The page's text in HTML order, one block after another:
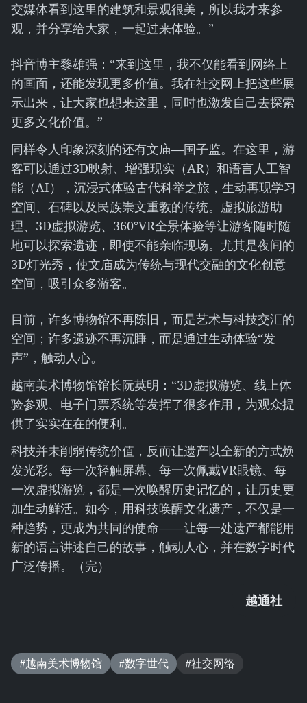
交媒体看到这里的建筑和景观很美，所以我才来参
观，并分享给大家，一起过来体验。”
抖音博主黎雄强：“来到这里，我不仅能看到网络上
的画面，还能发现更多价值。我在社交网上把这些展
示出来，让大家也想来这里，同时也激发自己去探索
更多文化价值。”
同样令人印象深刻的还有文庙—国子监。在这里，游
客可以通过3D映射、增强现实（AR）和语言人工智
能（AI），沉浸式体验古代科举之旅，生动再现学习
空间、石碑以及民族崇文重教的传统。虚拟旅游助
理、3D虚拟游览、360°VR全景体验等让游客随时随
地可以探索遗迹，即使不能亲临现场。尤其是夜间的
3D灯光秀，使文庙成为传统与现代交融的文化创意
空间，吸引众多游客。
目前，许多博物馆不再陈旧，而是艺术与科技交汇的
空间；许多遗迹不再沉睡，而是通过生动体验“发
声”，触动人心。
越南美术博物馆馆长阮英明：“3D虚拟游览、线上体
验参观、电子门票系统等发挥了很多作用，为观众提
供了实实在在的便利。
科技并未削弱传统价值，反而让遗产以全新的方式焕
发光彩。每一次轻触屏幕、每一次佩戴VR眼镜、每
一次虚拟游览，都是一次唤醒历史记忆的，让历史更
加生动鲜活。如今，用科技唤醒文化遗产，不仅是一
种趋势，更成为共同的使命——让每一处遗产都能用
新的语言讲述自己的故事，触动人心，并在数字时代
广泛传播。（完）
越通社
#越南美术博物馆 #数字世代 #社交网络